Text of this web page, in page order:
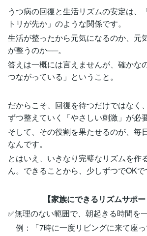
うつ病の回復と生活リズムの安定は、
トリが先か」のような関係です。
生活が整ったから元気になるのか、元
が整うのか──。
答えは一概には言えませんが、確かな
つながっている」ということ。
だからこそ、回復を待つだけではなく
ずつ整えていく「やさしい刺激」が必
そして、その役割を果たせるのが、毎
なんです。
とはいえ、いきなり完璧なリズムを作
ん。できることから、少しずつでOKで
【家族にできるリズムサポー
✅無理のない範囲で、朝起きる時間を
例：「7時に一度リビングに来て座